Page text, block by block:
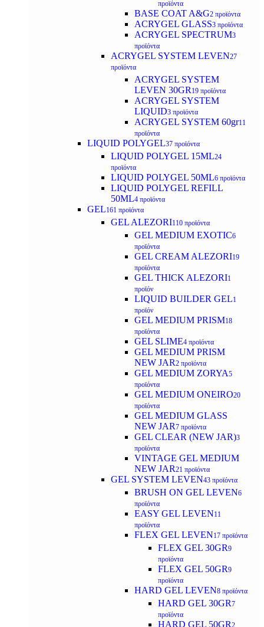
προϊόντα
BASE COAT A&G2 προϊόντα
ACRYGEL GLASS3 προϊόντα
ACRYGEL SPECTRUM3
προϊόντα
ACRYGEL SYSTEM LEVEN27
προϊόντα
ACRYGEL SYSTEM
LEVEN 30GR 19 προϊόντα
ACRYGEL SYSTEM
LIQUID3 προϊόντα
ACRYGEL SYSTEM 60gr11
προϊόντα
LIQUID POLYGEL37 προϊόντα
LIQUID POLYGEL 15ML24
προϊόντα
LIQUID POLYGEL 50ML6 προϊόντα
LIQUID POLYGEL REFILL
50ML4 προϊόντα
GEL161 προϊόντα
GEL ALEZORI110 προϊόντα
GEL MEDIUM EXOTIC6
προϊόντα
GEL CREAM ALEZORI19
προϊόντα
GEL THICK ALEZORI1
προϊόν
LIQUID BUILDER GEL1
προϊόν
GEL MEDIUM PRISM18
προϊόντα
GEL SLIME4 προϊόντα
GEL MEDIUM PRISM
NEW JAR2 προϊόντα
GEL MEDIUM ZORYA5
προϊόντα
GEL MEDIUM ONEIRO20
προϊόντα
GEL MEDIUM GLASS
NEW JAR7 προϊόντα
GEL CLEAR (NEW JAR)3
προϊόντα
VINTAGE GEL MEDIUM
NEW JAR21 προϊόντα
GEL SYSTEM LEVEN43 προϊόντα
BRUSH ON GEL LEVEN6
προϊόντα
EASY GEL LEVEN11
προϊόντα
FLEX GEL LEVEN17 προϊόντα
FLEX GEL 30GR9
προϊόντα
FLEX GEL 50GR9
προϊόντα
HARD GEL LEVEN8 προϊόντα
HARD GEL 30GR7
προϊόντα
HARD GEL 50GR2